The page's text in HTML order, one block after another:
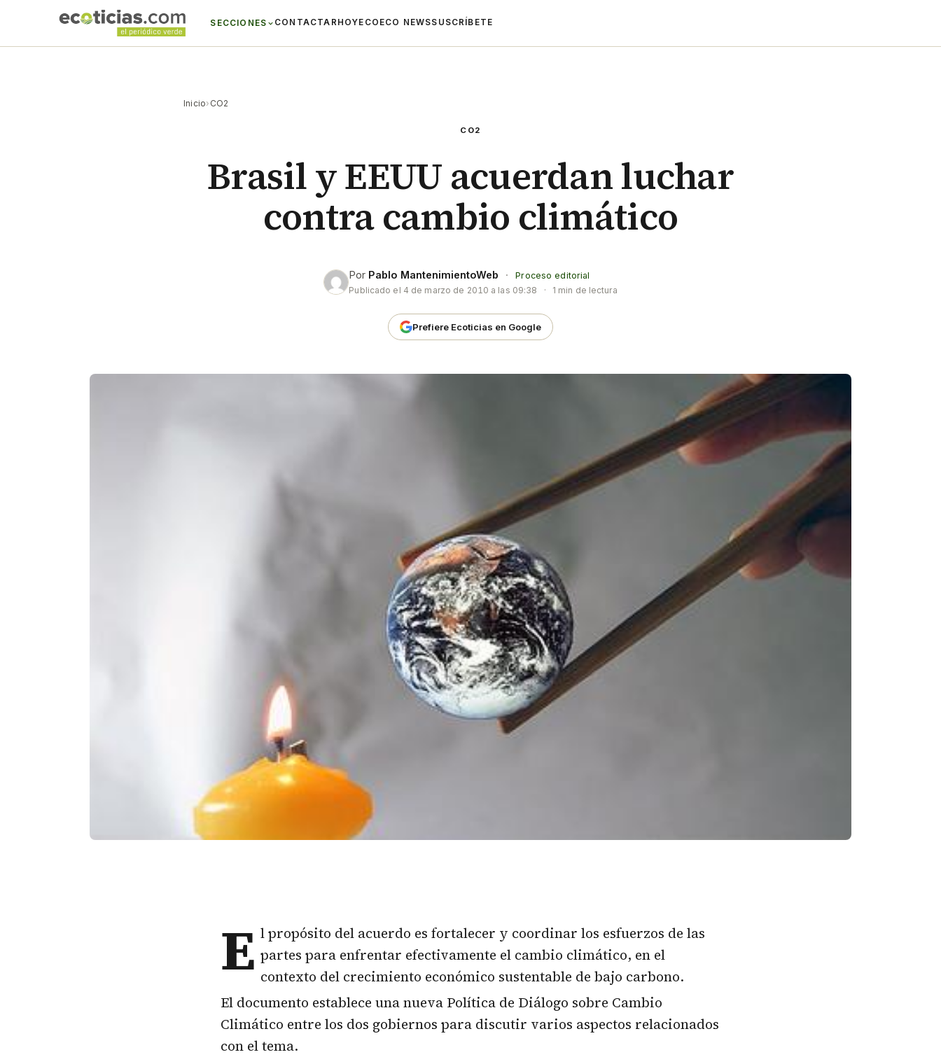
SECCIONES CONTACTAR HOYECO ECO NEWSSUSCRÍBETE
Inicio› CO2
CO2
Brasil y EEUU acuerdan luchar
contra cambio climático
Por Pablo MantenimientoWeb ·
Proceso editorial
Publicado el 4 de marzo de 2010 a las 09:38 · 1 min de lectura
Prefiere Ecoticias en Google
E l propósito del acuerdo es fortalecer y coordinar los esfuerzos de las
partes para enfrentar efectivamente el cambio climático, en el
contexto del crecimiento económico sustentable de bajo carbono.
El documento establece una nueva Política de Diálogo sobre Cambio
Climático entre los dos gobiernos para discutir varios aspectos relacionados
con el tema.